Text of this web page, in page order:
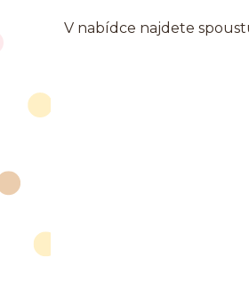
V nabídce najdete